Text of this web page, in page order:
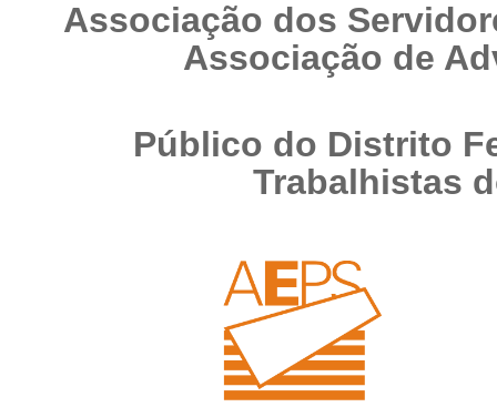
Associação dos
Público do
Trabalhistas do